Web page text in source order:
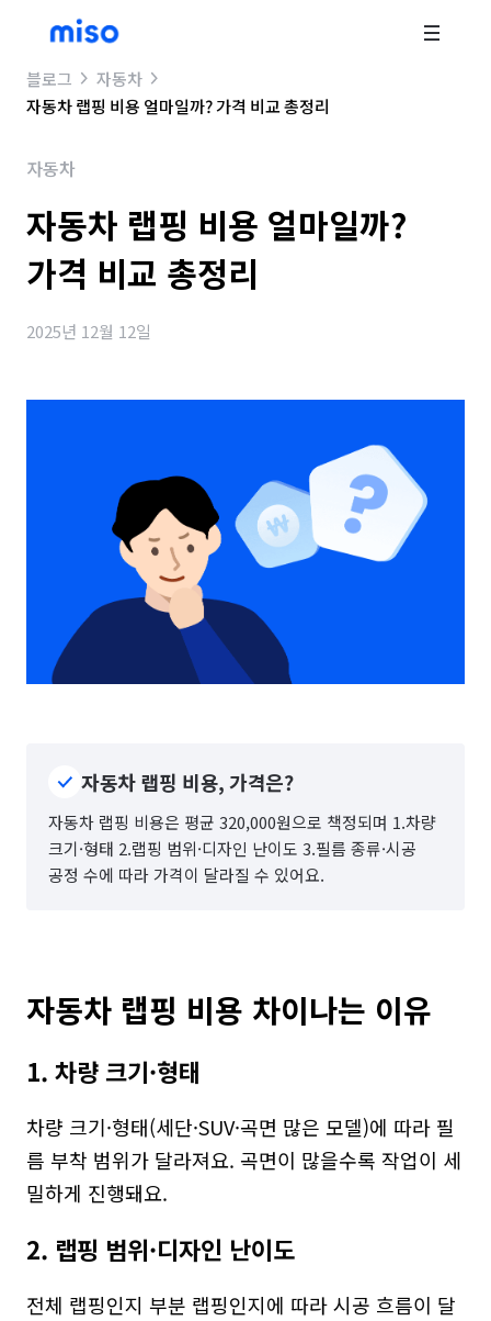
블로그
자동차
자동차 랩핑 비용 얼마일까? 가격 비교 총정리
자동차
자동차 랩핑 비용 얼마일까?
가격 비교 총정리
2025년 12월 12일
자동차 랩핑 비용, 가격은?
자동차 랩핑 비용은 평균 320,000원으로 책정되며 1.차량
크기·형태 2.랩핑 범위·디자인 난이도 3.필름 종류·시공
공정 수에 따라 가격이 달라질 수 있어요.
자동차 랩핑 비용 차이나는 이유
1. 차량 크기·형태
차량 크기·형태(세단·SUV·곡면 많은 모델)에 따라 필
름 부착 범위가 달라져요. 곡면이 많을수록 작업이 세
밀하게 진행돼요.
2. 랩핑 범위·디자인 난이도
전체 랩핑인지 부분 랩핑인지에 따라 시공 흐름이 달